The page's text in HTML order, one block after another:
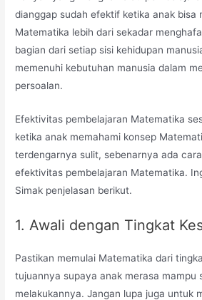
dianggap sudah efektif ketika anak bisa
Matematika lebih dari sekadar
bagian dari setiap sisi kehidupan
memenuhi kebutuhan manusia dalam
persoalan.
Efektivitas pembelajaran Matematika
ketika anak memahami konsep
terdengarnya sulit, sebenarnya ada
efektivitas pembelajaran Matematika.
Simak penjelasan berikut.
1. Awali dengan Tingkat
Pastikan memulai Matematika dari
tujuannya supaya anak merasa mampu
melakukannya. Jangan lupa juga untuk